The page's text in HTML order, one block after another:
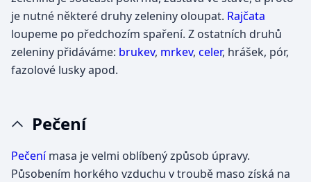
je nutné některé druhy zeleniny oloupat. Rajčata
loupeme po předchozím spaření. Z ostatních druhů
zeleniny přidáváme: brukev, mrkev, celer, hrášek, pór,
fazolové lusky apod.
Pečení
Pečenímasa je velmi oblíbený způsob úpravy.
Působením horkého vzduchu v troubě maso získá na